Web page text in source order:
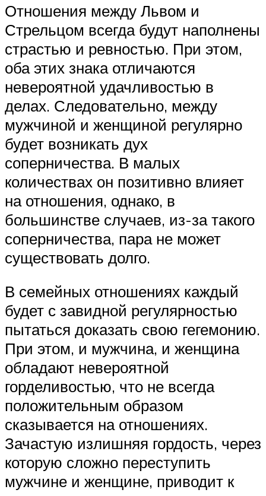
Отношения между Львом и
Стрельцом всегда будут наполнены
страстью и ревностью. При этом,
оба этих знака отличаются
невероятной удачливостью в
делах. Следовательно, между
мужчиной и женщиной регулярно
будет возникать дух
соперничества. В малых
количествах он позитивно влияет
на отношения, однако, в
большинстве случаев, из-за такого
соперничества, пара не может
существовать долго.
В семейных отношениях каждый
будет с завидной регулярностью
пытаться доказать свою гегемонию.
При этом, и мужчина, и женщина
обладают невероятной
горделивостью, что не всегда
положительным образом
сказывается на отношениях.
Зачастую излишняя гордость, через
которую сложно переступить
мужчине и женщине, приводит к